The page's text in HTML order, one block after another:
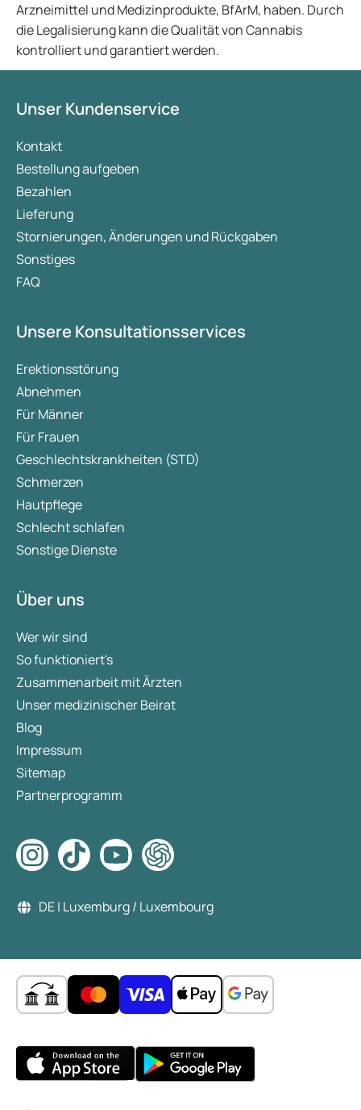
Arzneimittel und Medizinprodukte, BfArM, haben. Durch
die Legalisierung kann die Qualität von Cannabis
kontrolliert und garantiert werden.
Unser Kundenservice
Kontakt
Bestellung aufgeben
Bezahlen
Lieferung
Stornierungen, Änderungen und Rückgaben
Sonstiges
FAQ
Unsere Konsultationsservices
Erektionsstörung
Abnehmen
Für Männer
Für Frauen
Geschlechtskrankheiten (STD)
Schmerzen
Hautpflege
Schlecht schlafen
Sonstige Dienste
Über uns
Wer wir sind
So funktioniert's
Zusammenarbeit mit Ärzten
Unser medizinischer Beirat
Blog
Impressum
Sitemap
Partnerprogramm
DE | Luxemburg / Luxembourg